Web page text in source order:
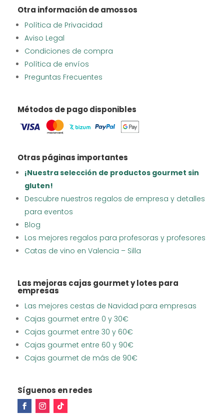
Otra información de amossos
Política de Privacidad
Aviso Legal
Condiciones de compra
Política de envíos
Preguntas Frecuentes
Métodos de pago disponibles
Otras páginas importantes
¡Nuestra selección de productos gourmet sin
gluten!
Descubre nuestros regalos de empresa y detalles
para eventos
Blog
Los mejores regalos para profesoras y profesores
Catas de vino en Valencia – Silla
Las mejoras cajas gourmet y lotes para
empresas
Las mejores cestas de Navidad para empresas
Cajas gourmet entre 0 y 30€
Cajas gourmet entre 30 y 60€
Cajas gourmet entre 60 y 90€
Cajas gourmet de más de 90€
Síguenos en redes